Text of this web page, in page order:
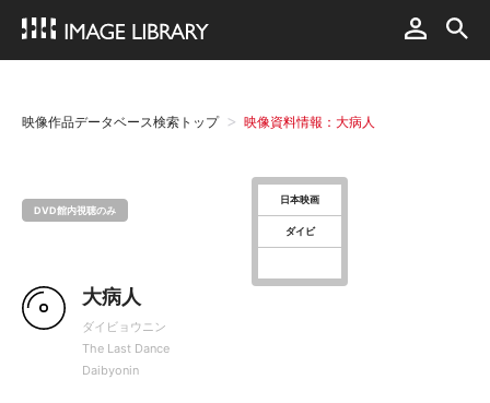
映像作品データベース検索トップ 映像資料情報：大病人
DVD館内視聴のみ
日本映画
ダイビ
大病人
ダイビョウニン
The Last Dance
Daibyonin